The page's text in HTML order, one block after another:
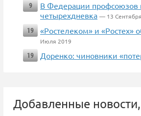
9
В Федерации профсоюзов
четырехдневка — 13
19
«Ростелеком» и
Июля 2019
19
Доренко: чиновники
Добавленные